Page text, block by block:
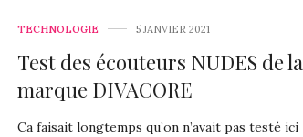
TECHNOLOGIE 5 JANVIER 2021
Test des écouteurs NUDES de la
marque DIVACORE
Ca faisait longtemps qu’on n’avait pas testé ici